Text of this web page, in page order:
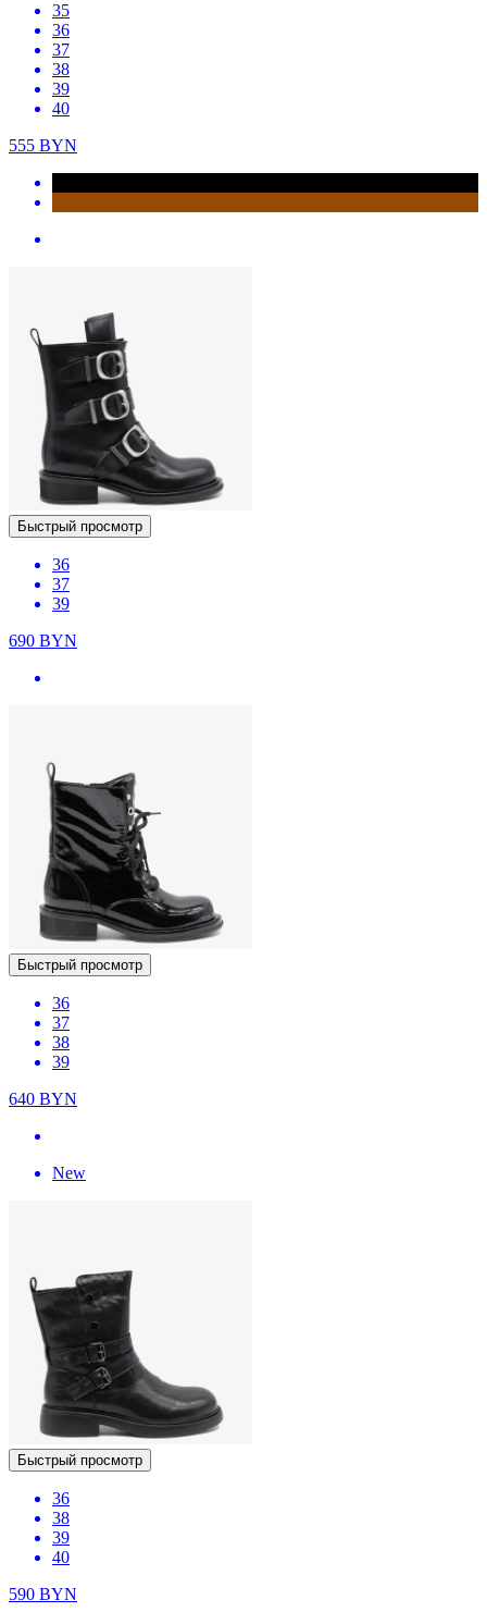
35
36
37
38
39
40
555 BYN
Быстрый просмотр
36
37
39
690 BYN
Быстрый просмотр
36
37
38
39
640 BYN
New
Быстрый просмотр
36
38
39
40
590 BYN